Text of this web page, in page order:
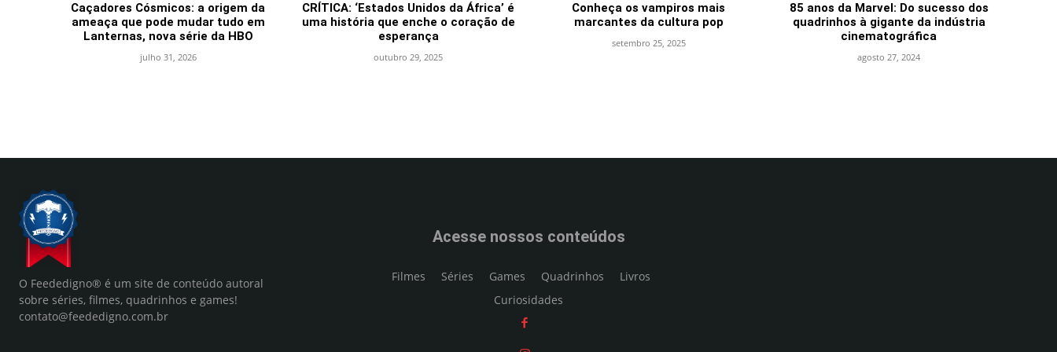
Caçadores Cósmicos: a origem da
ameaça que pode mudar tudo em
Lanternas, nova série da HBO
julho 31, 2026
CRÍTICA: ‘Estados Unidos da África’ é
uma história que enche o coração de
esperança
outubro 29, 2025
Conheça os vampiros mais
marcantes da cultura pop
setembro 25, 2025
85 anos da Marvel: Do sucesso dos
quadrinhos à gigante da indústria
cinematográfica
agosto 27, 2024
O Feededigno® é um site de conteúdo autoral
sobre séries, filmes, quadrinhos e games!
contato@feededigno.com.br
Acesse nossos conteúdos
Filmes Séries Games Quadrinhos
Livros
Curiosidades